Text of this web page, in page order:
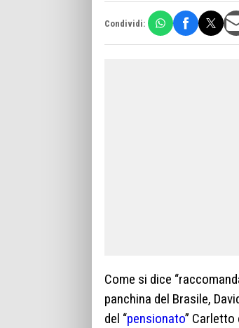
Condividi:
Come si dice
panchina del Brasile,
del “pensionato”